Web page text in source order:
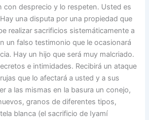
con desprecio y lo respeten. Usted es
una disputa por una propiedad que
realizar sacrificios sistemáticamente a
un falso testimonio que le ocasionará
Hay un hijo que será muy malcriado.
e intimidades. Recibirá un ataque
que lo afectará a usted y a sus
a las mismas en la basura un conejo,
granos de diferentes tipos,
blanca (el sacrificio de Iyamí